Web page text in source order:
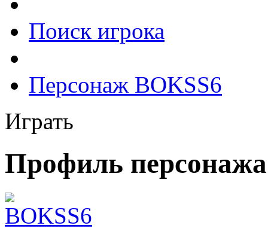
Поиск игрока
Персонаж BOKSS6
Играть
Профиль